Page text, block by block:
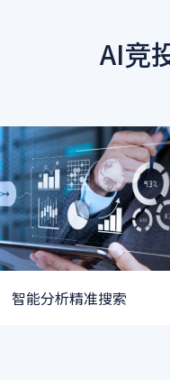
AI竞
智能分析精准搜索